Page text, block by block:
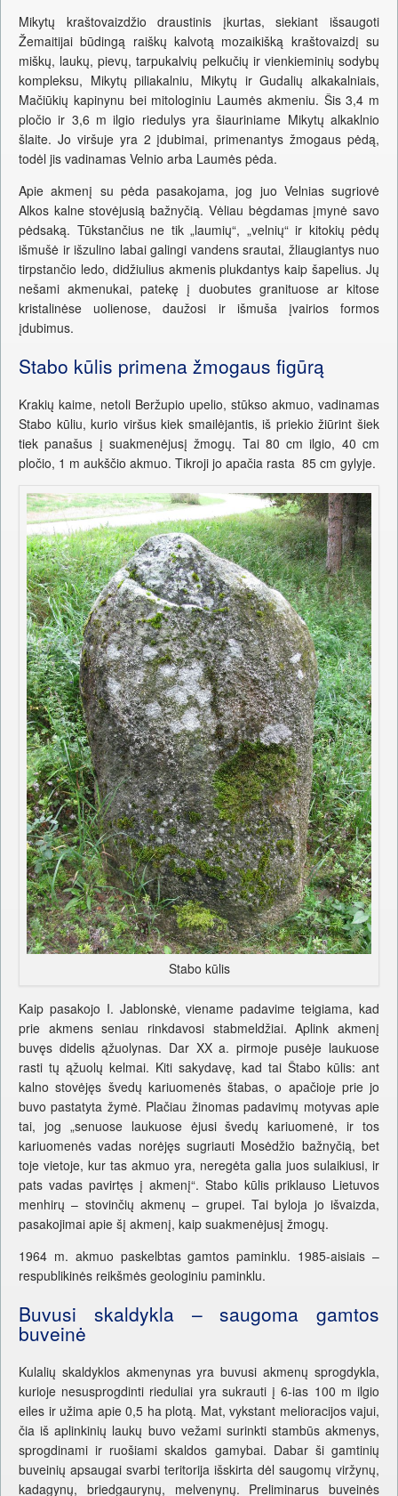
Mikytų kraštovaizdžio draustinis įkurtas, siekiant išsaugoti
Žemaitijai būdingą raiškų kalvotą mozaikišką kraštovaizdį su
miškų, laukų, pievų, tarpukalvių pelkučių ir vienkieminių sodybų
kompleksu, Mikytų piliakalniu, Mikytų ir Gudalių alkakalniais,
Mačiūkių kapinynu bei mitologiniu Laumės akmeniu. Šis 3,4 m
pločio ir 3,6 m ilgio riedulys yra šiauriniame Mikytų alkaklnio
šlaite. Jo viršuje yra 2 įdubimai, primenantys žmogaus pėdą,
todėl jis vadinamas Velnio arba Laumės pėda.
Apie akmenį su pėda pasakojama, jog juo Velnias sugriovė
Alkos kalne stovėjusią bažnyčią. Vėliau bėgdamas įmynė savo
pėdsaką. Tūkstančius ne tik „laumių“, „velnių“ ir kitokių pėdų
išmušė ir išzulino labai galingi vandens srautai, žliaugiantys nuo
tirpstančio ledo, didžiulius akmenis plukdantys kaip šapelius. Jų
nešami akmenukai, patekę į duobutes granituose ar kitose
kristalinėse uolienose, daužosi ir išmuša įvairios formos
įdubimus.
Stabo kūlis primena žmogaus figūrą
Krakių kaime, netoli Beržupio upelio, stūkso akmuo, vadinamas
Stabo kūliu, kurio viršus kiek smailėjantis, iš priekio žiūrint šiek
tiek panašus į suakmenėjusį žmogų. Tai 80 cm ilgio, 40 cm
pločio, 1 m aukščio akmuo. Tikroji jo apačia rasta 85 cm gylyje.
Stabo kūlis
Kaip pasakojo I. Jablonskė, viename padavime teigiama, kad
prie akmens seniau rinkdavosi stabmeldžiai. Aplink akmenį
buvęs didelis ąžuolynas. Dar XX a. pirmoje pusėje laukuose
rasti tų ąžuolų kelmai. Kiti sakydavę, kad tai Štabo kūlis: ant
kalno stovėjęs švedų kariuomenės štabas, o apačioje prie jo
buvo pastatyta žymė. Plačiau žinomas padavimų motyvas apie
tai, jog „senuose laukuose ėjusi švedų kariuomenė, ir tos
kariuomenės vadas norėjęs sugriauti Mosėdžio bažnyčią, bet
toje vietoje, kur tas akmuo yra, neregėta galia juos sulaikiusi, ir
pats vadas pavirtęs į akmenį“. Stabo kūlis priklauso Lietuvos
menhirų – stovinčių akmenų – grupei. Tai byloja jo išvaizda,
pasakojimai apie šį akmenį, kaip suakmenėjusį žmogų.
1964 m. akmuo paskelbtas gamtos paminklu. 1985-aisiais –
respublikinės reikšmės geologiniu paminklu.
Buvusi skaldykla – saugoma gamtos
buveinė
Kulalių skaldyklos akmenynas yra buvusi akmenų sprogdykla,
kurioje nesusprogdinti rieduliai yra sukrauti į 6-ias 100 m ilgio
eiles ir užima apie 0,5 ha plotą. Mat, vykstant melioracijos vajui,
čia iš aplinkinių laukų buvo vežami surinkti stambūs akmenys,
sprogdinami ir ruošiami skaldos gamybai. Dabar ši gamtinių
buveinių apsaugai svarbi teritorija išskirta dėl saugomų viržynų,
kadagynų, briedgaurynų, melvenynų. Preliminarus buveinės